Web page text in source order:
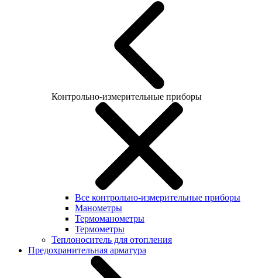
Контрольно-измерительные приборы
Все контрольно-измерительные приборы
Манометры
Термоманометры
Термометры
Теплоноситель для отопления
Предохранительная арматура